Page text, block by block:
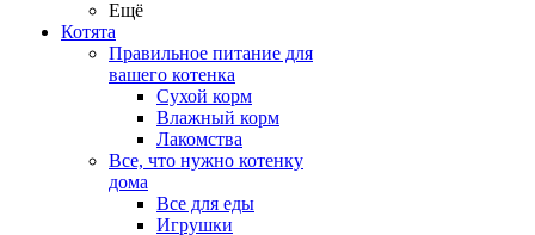
Ещё
Котята
Правильное питание для
вашего котенка
Сухой корм
Влажный корм
Лакомства
Все, что нужно котенку
дома
Все для еды
Игрушки